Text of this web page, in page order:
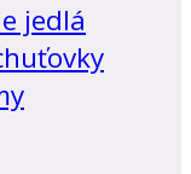
jedlá